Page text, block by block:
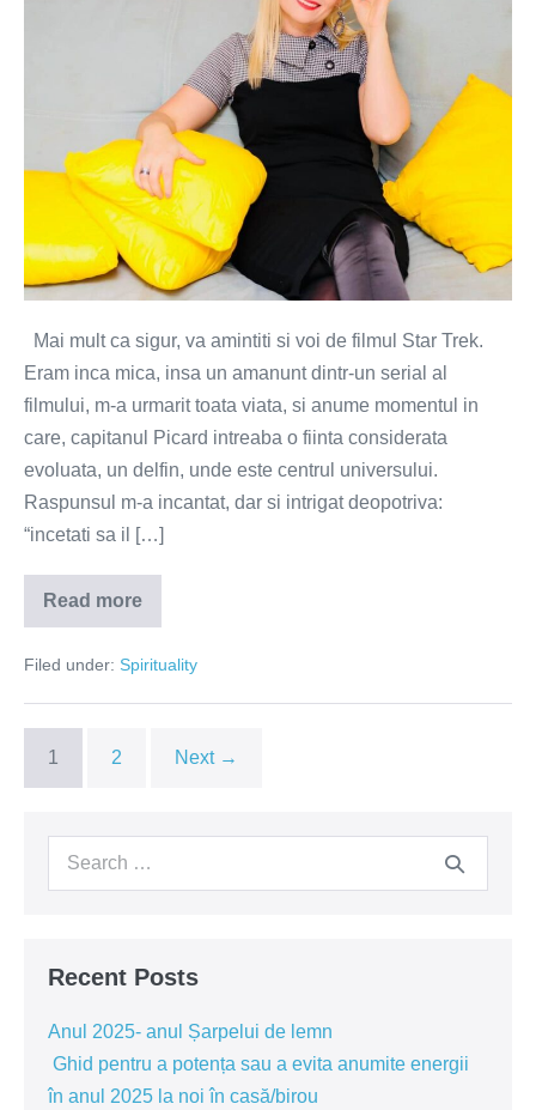
Mai mult ca sigur, va amintiti si voi de filmul Star Trek.
Eram inca mica, insa un amanunt dintr-un serial al
filmului, m-a urmarit toata viata, si anume momentul in
care, capitanul Picard intreaba o fiinta considerata
evoluata, un delfin, unde este centrul universului.
Raspunsul m-a incantat, dar si intrigat deopotriva:
“incetati sa il […]
Read more
Coduri
interioare,
universului….
Filed under: Spirituality
1 2 Next →
Search
Recent Posts
Anul 2025- anul Șarpelui de lemn
Ghid pentru a potența sau a evita anumite energii
în anul 2025 la noi în casă/birou